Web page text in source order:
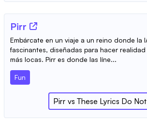
Pirr
Embárcate en un viaje a un reino donde la
fascinantes, diseñadas para hacer
más locas. Pirr es donde las líne...
Fun
Pirr vs These Lyrics Do